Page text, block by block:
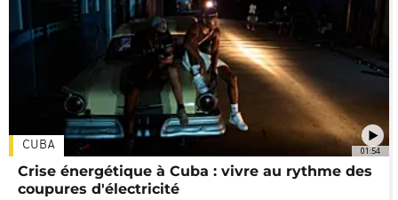
01:54
CUBA
Crise énergétique à Cuba : vivre au rythme des
coupures d'électricité